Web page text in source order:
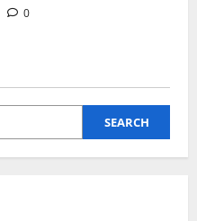
0
SEARCH